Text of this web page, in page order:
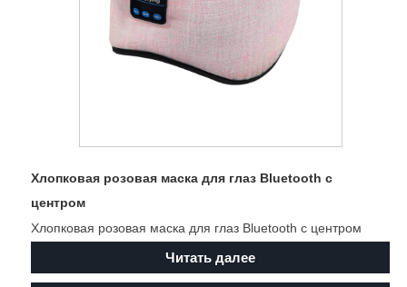
Хлопковая розовая маска для глаз Bluetooth с
центром
Хлопковая розовая маска для глаз Bluetooth с центром
Читать далее